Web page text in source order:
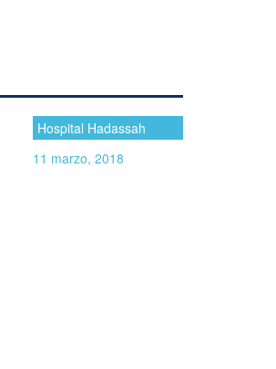
Hospital Hadassah
11 marzo, 2018